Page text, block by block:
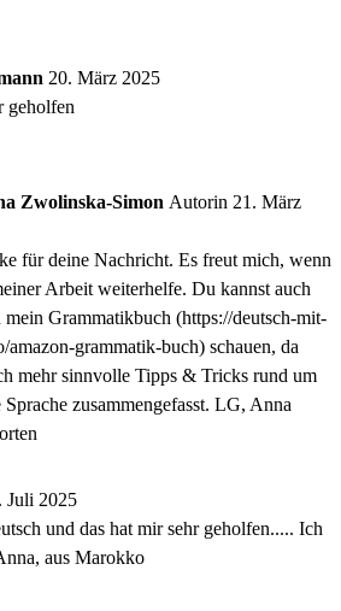
20. März 2025
geholfen
Zwolinska-Simon Autorin 21. März
für deine Nachricht. Es freut mich, wenn
Arbeit weiterhelfe. Du kannst auch
mein Grammatikbuch (https://deutsch-mit-
amazon-grammatik-buch) schauen, da
mehr sinnvolle Tipps & Tricks rund um
Sprache zusammengefasst. LG, Anna
Juli 2025
und das hat mir sehr geholfen..... Ich
aus Marokko